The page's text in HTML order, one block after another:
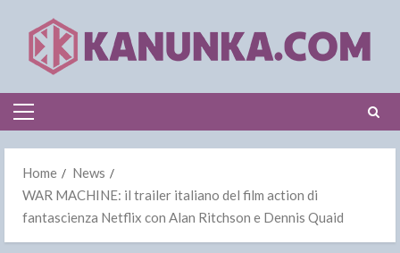
content
Primary
Home
News
WAR MACHINE: il trailer italiano del film action di
fantascienza Netflix con Alan Ritchson e Dennis Quaid